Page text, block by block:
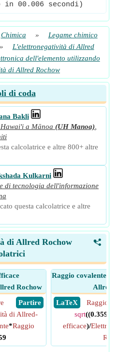
in 00.006 secondi)
Chimica »
Legame chimico
»
L'elettronegatività di Allred
dell'elemento utilizzando
di Allred Rochow
di coda
Bakli
a Mānoa (UH Manoa)
calcolatrice e altre 800+ altre
Kulkarni
di tecnologia dell'informazione
questa calcolatrice e altre
<
di Allred Rochow
Rochow
​ Partire
di Allred-
*Raggio
Raggio covalente
Allred
​ LaTeX
Raggio
sqrt((0.359*
efficace)/